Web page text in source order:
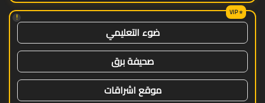
!
ضوء التعليمي
صحيفة برق
موقع اشراقات